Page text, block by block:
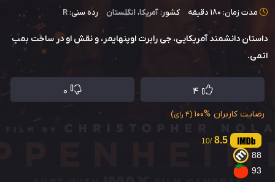
مدت زمان: 180 دقیقه کشور:آمریکا، انگلستان رده سنی:R
داستان دانشمند آمریکایی، جی رابرت اوپنهایمر، و نقش او در ساخت بمب
اتمی.
4
0
رضایت کاربران 100% (4 رای)
8.5
/10
88
93